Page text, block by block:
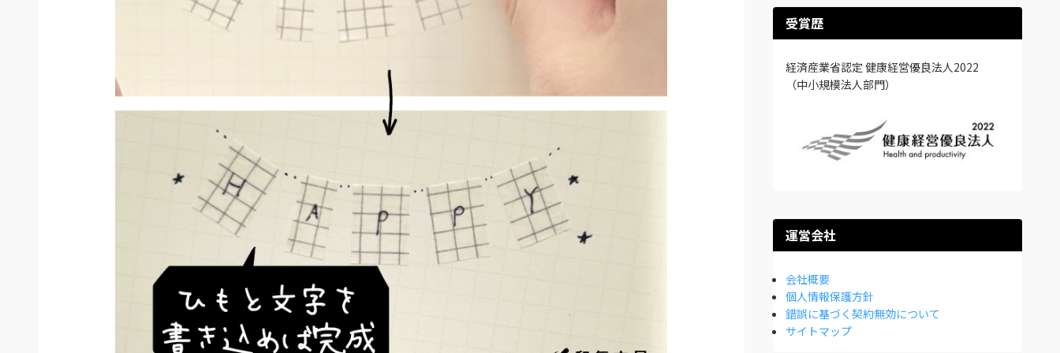
受賞歴
経済産業省認定 健康経営優良法人2022
（中小規模法人部門）
運営会社
会社概要
個人情報保護方針
錯誤に基づく契約無効について
サイトマップ